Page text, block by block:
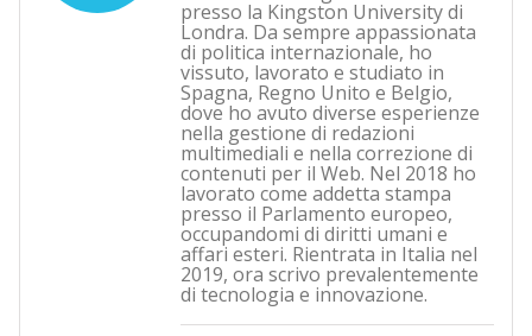
presso la Kingston University di
Londra. Da sempre appassionata
di politica internazionale, ho
vissuto, lavorato e studiato in
Spagna, Regno Unito e Belgio,
dove ho avuto diverse esperienze
nella gestione di redazioni
multimediali e nella correzione di
contenuti per il Web. Nel 2018 ho
lavorato come addetta stampa
presso il Parlamento europeo,
occupandomi di diritti umani e
affari esteri. Rientrata in Italia nel
2019, ora scrivo prevalentemente
di tecnologia e innovazione.